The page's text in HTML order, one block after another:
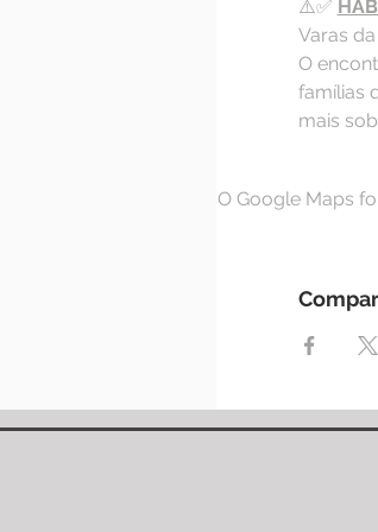
⚠️✅
Varas
O
famílias
mais
O Google Maps